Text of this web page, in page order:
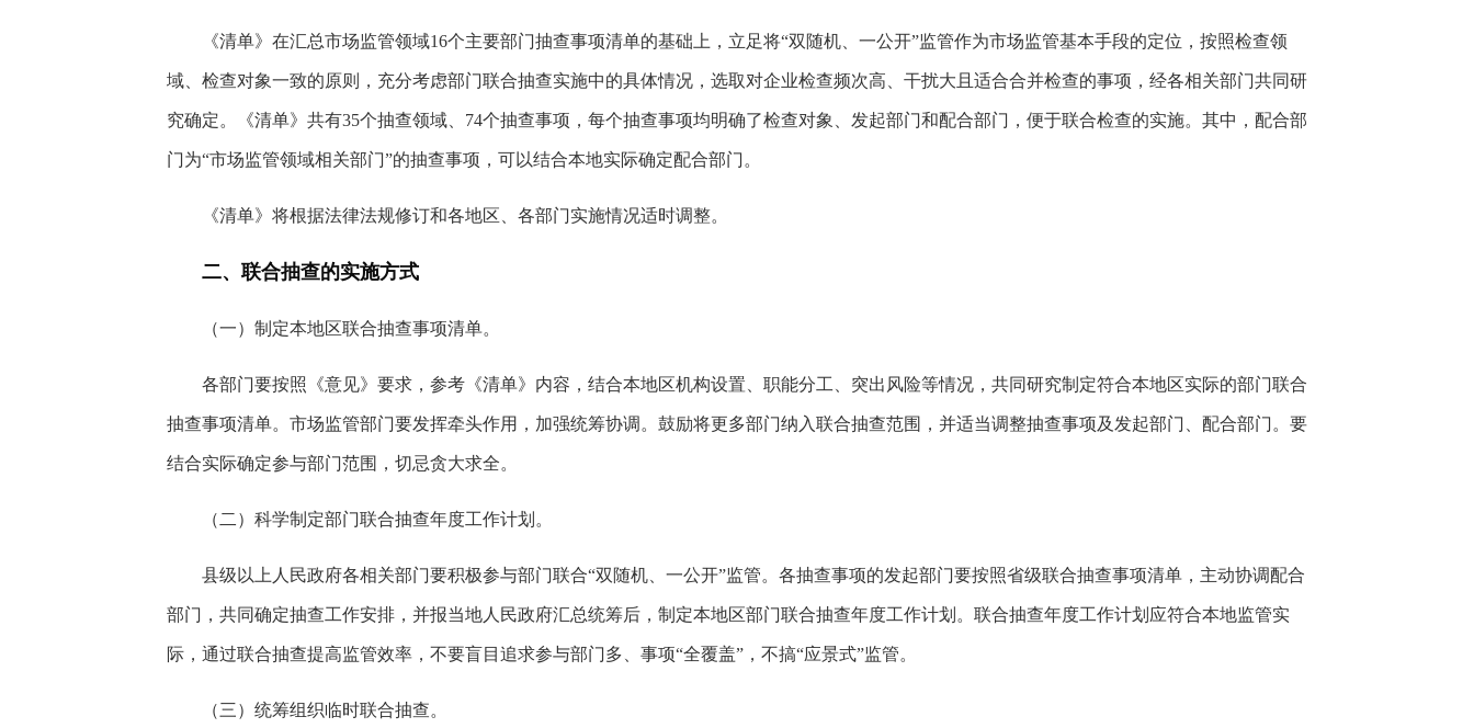
《清单》在汇总市场监管领域16个主要部门抽查事项清单的基础上，立足将“双随机、一公开”监管作为市场监管基本手段的定位，按照检查领
域、检查对象一致的原则，充分考虑部门联合抽查实施中的具体情况，选取对企业检查频次高、干扰大且适合合并检查的事项，经各相关部门共同研
究确定。《清单》共有35个抽查领域、74个抽查事项，每个抽查事项均明确了检查对象、发起部门和配合部门，便于联合检查的实施。其中，配合部
门为“市场监管领域相关部门”的抽查事项，可以结合本地实际确定配合部门。
《清单》将根据法律法规修订和各地区、各部门实施情况适时调整。
二、联合抽查的实施方式
（一）制定本地区联合抽查事项清单。
各部门要按照《意见》要求，参考《清单》内容，结合本地区机构设置、职能分工、突出风险等情况，共同研究制定符合本地区实际的部门联合
抽查事项清单。市场监管部门要发挥牵头作用，加强统筹协调。鼓励将更多部门纳入联合抽查范围，并适当调整抽查事项及发起部门、配合部门。要
结合实际确定参与部门范围，切忌贪大求全。
（二）科学制定部门联合抽查年度工作计划。
县级以上人民政府各相关部门要积极参与部门联合“双随机、一公开”监管。各抽查事项的发起部门要按照省级联合抽查事项清单，主动协调配合
部门，共同确定抽查工作安排，并报当地人民政府汇总统筹后，制定本地区部门联合抽查年度工作计划。联合抽查年度工作计划应符合本地监管实
际，通过联合抽查提高监管效率，不要盲目追求参与部门多、事项“全覆盖”，不搞“应景式”监管。
（三）统筹组织临时联合抽查。